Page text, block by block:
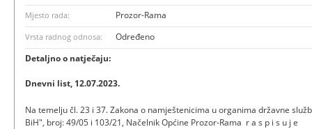
Mjesto rada: Prozor-Rama
Vrsta radnog odnosa:
Određeno
Detaljno o natječaju:
Dnevni list, 12.07.2023.
Na temelju čl. 23 i 37. Zakona o namještenicima u organima državne
BiH", broj: 49/05 i 103/21, Načelnik Općine Prozor-Rama r a s p i s u j e